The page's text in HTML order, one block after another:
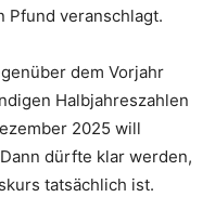
Pfund veranschlagt.
dem Vorjahr
Halbjahreszahlen
2025 will
dürfte klar werden,
tatsächlich ist.